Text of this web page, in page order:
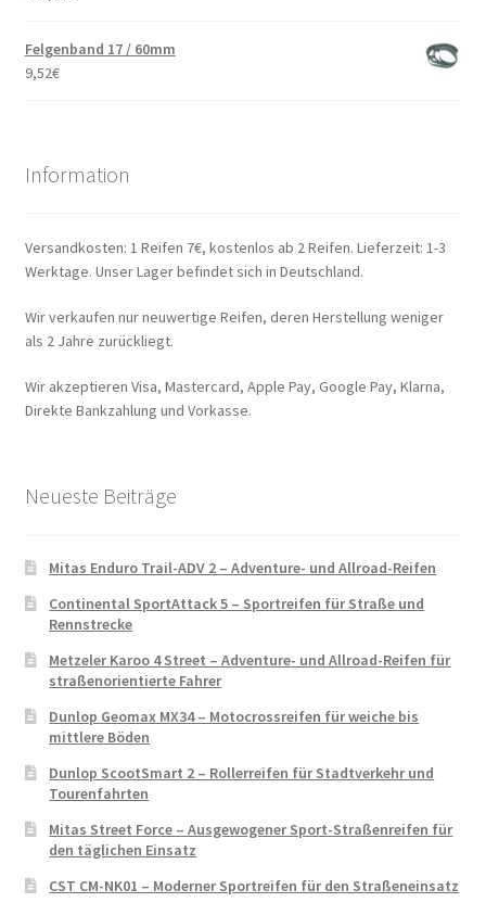
Felgenband 17 / 60mm
9,52€
Information
Versandkosten: 1 Reifen 7€, kostenlos ab 2 Reifen. Lieferzeit: 1-3
Werktage. Unser Lager befindet sich in Deutschland.
Wir verkaufen nur neuwertige Reifen, deren Herstellung weniger
als 2 Jahre zurückliegt.
Wir akzeptieren Visa, Mastercard, Apple Pay, Google Pay, Klarna,
Direkte Bankzahlung und Vorkasse.
Neueste Beiträge
Mitas Enduro Trail-ADV 2 – Adventure- und Allroad-Reifen
Continental SportAttack 5 – Sportreifen für Straße und
Rennstrecke
Metzeler Karoo 4 Street – Adventure- und Allroad-Reifen für
straßenorientierte Fahrer
Dunlop Geomax MX34 – Motocrossreifen für weiche bis
mittlere Böden
Dunlop ScootSmart 2 – Rollerreifen für Stadtverkehr und
Tourenfahrten
Mitas Street Force – Ausgewogener Sport-Straßenreifen für
den täglichen Einsatz
CST CM-NK01 – Moderner Sportreifen für den Straßeneinsatz